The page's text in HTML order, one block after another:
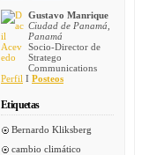
Gustavo Manrique
Ciudad de Panamá,
Panamá
Socio-Director de
Stratego
Communications
Perfil I Posteos
Etiquetas
Bernardo Kliksberg
cambio climático